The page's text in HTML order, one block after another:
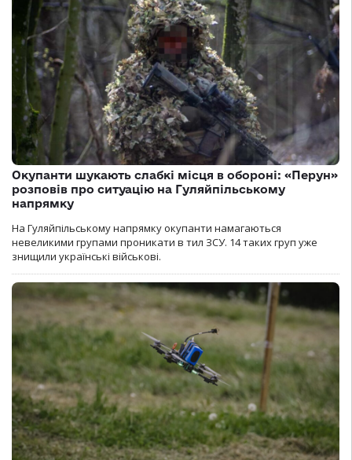
Окупанти шукають слабкі місця в обороні: «Перун»
розповів про ситуацію на Гуляйпільському
напрямку
На Гуляйпільському напрямку окупанти намагаються
невеликими групами проникати в тил ЗСУ. 14 таких груп уже
знищили українські військові.